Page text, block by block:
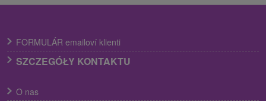
FORMULÁR emailoví klienti
SZCZEGÓŁY KONTAKTU
O nas